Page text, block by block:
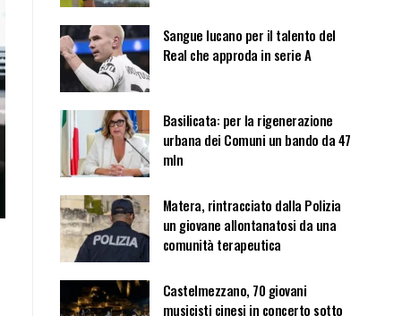
Sangue lucano per il talento del
Real che approda in serie A
Basilicata: per la rigenerazione
urbana dei Comuni un bando da 47
mln
Matera, rintracciato dalla Polizia
un giovane allontanatosi da una
comunità terapeutica
Castelmezzano, 70 giovani
musicisti cinesi in concerto sotto